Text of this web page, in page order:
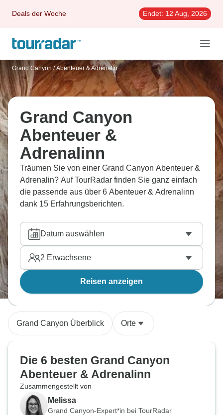
Deals der Woche Endet: 12 Aug, 2026
Grand Canyon / Abenteuer & Adrenalin
Grand Canyon
Abenteuer &
Adrenalinn
Träumen Sie von einer Grand Canyon Abenteuer &
Adrenalin? Auf TourRadar finden Sie ganz einfach
die passende aus über 6 Abenteuer & Adrenalinn
dank 15 Erfahrungsberichten.
Datum auswählen
2 Erwachsene
Reisen anzeigen
Grand Canyon Überblick Orte
Die 6 besten Grand Canyon
Abenteuer & Adrenalinn
Zusammengestellt von
Melissa
Grand Canyon-Expert*in bei TourRadar